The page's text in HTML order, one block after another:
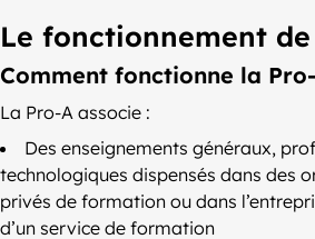
Le fonctionnement
Comment fonctionne la
La Pro-A associe :
Des enseignements généraux,
technologiques dispensés dans des
privés de formation ou dans
d’un service de formation